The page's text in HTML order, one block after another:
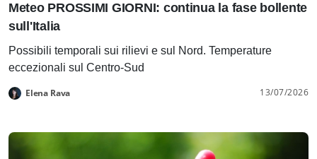
Meteo PROSSIMI GIORNI: continua la fase bollente
sull'Italia
Possibili temporali sui rilievi e sul Nord. Temperature
eccezionali sul Centro-Sud
Elena Rava 13/07/2026